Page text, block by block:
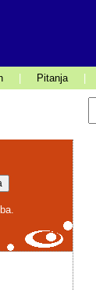
Pitanja